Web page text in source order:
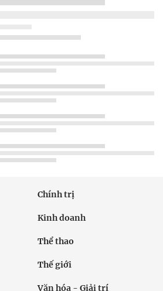
Chính trị
Kinh doanh
Thể thao
Thế giới
Văn hóa - Giải trí